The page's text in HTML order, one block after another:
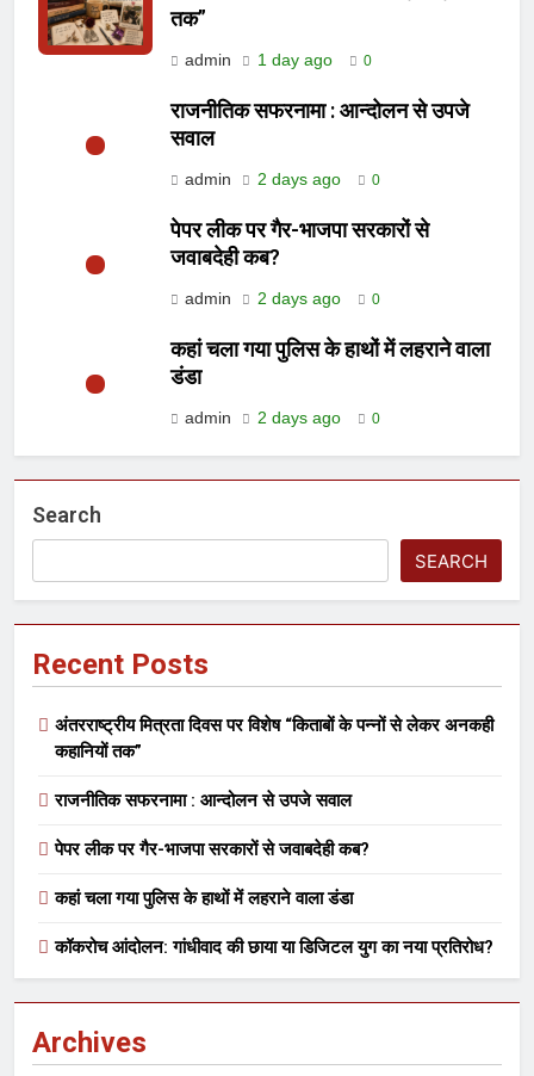
तक”
admin 1 day ago 0
राजनीतिक सफरनामा : आन्दोलन से उपजे
सवाल
admin 2 days ago 0
पेपर लीक पर गैर-भाजपा सरकारों से
जवाबदेही कब?
admin 2 days ago 0
कहां चला गया पुलिस के हाथों में लहराने वाला
डंडा
admin 2 days ago 0
Search
SEARCH
Recent Posts
अंतरराष्ट्रीय मित्रता दिवस पर विशेष “किताबों के पन्नों से लेकर अनकही
कहानियों तक”
राजनीतिक सफरनामा : आन्दोलन से उपजे सवाल
पेपर लीक पर गैर-भाजपा सरकारों से जवाबदेही कब?
कहां चला गया पुलिस के हाथों में लहराने वाला डंडा
कॉकरोच आंदोलन: गांधीवाद की छाया या डिजिटल युग का नया प्रतिरोध?
Archives